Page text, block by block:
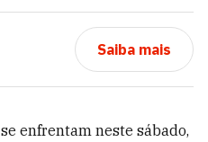
Saiba mais
se enfrentam neste sábado,